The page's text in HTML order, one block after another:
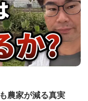
農家が減る真実